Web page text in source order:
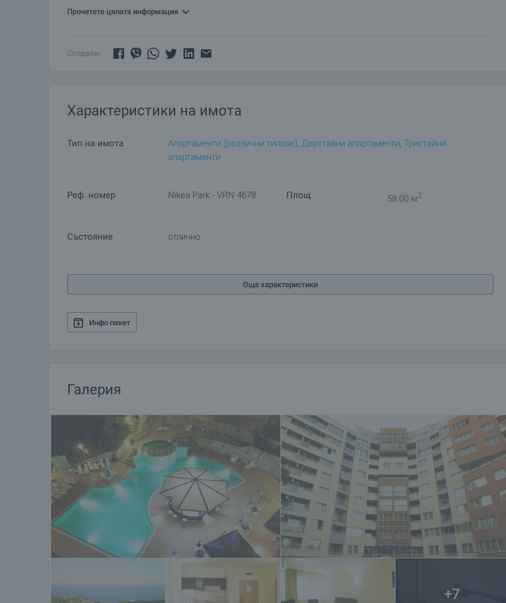
купувачът да подпише предварителен договор.
Прочетете цялата информация
Сподели:
Характеристики на имота
Тип на имота Апартаменти (различни типове), Двустайни апартаменти, Тристайни
апартаменти
Реф. номер Nikea Park - VRN 4678 Площ 58.00 м2
Състояние отлично
Още характеристики
Инфо пакет
Галерия
+7